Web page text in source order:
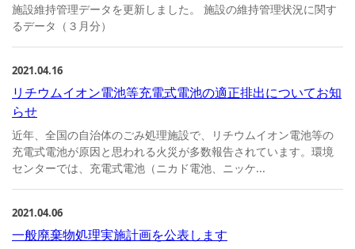
施設維持管理データを更新しました。 施設の維持管理状況に関す
るデータ（３月分）
2021.04.16
リチウムイオン電池等充電式電池の適正排出についてお知
らせ
近年、全国の自治体のごみ処理施設で、リチウムイオン電池等の
充電式電池が原因と思われる火災が多数報告されています。環境
センターでは、充電式電池（ニカド電池、ニッケ...
2021.04.06
一般廃棄物処理実施計画を公表します